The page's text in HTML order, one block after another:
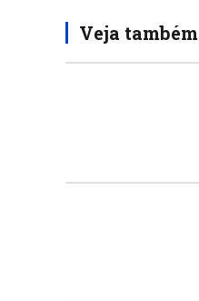
Veja também